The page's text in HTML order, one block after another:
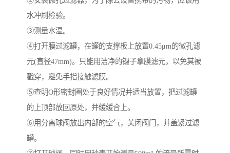
水冲刷检验。
③测量水温。
④打开膜过滤罐，在罐的支撑板上放置0.45μm的微孔滤
元(直径47mm)。只能用洁净的镊子拿膜滤元，以免其被
戳穿，避免手指接触滤膜。
⑤查明O形密封圈处于良好情况并适当放置，把过滤罐
的上顶部放回原处，并缓缓合上。
⑥用分离球阀放出内部的空气，关闭阀门，并盖紧过滤
罐。